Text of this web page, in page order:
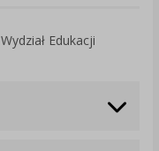
Wydział Edukacji